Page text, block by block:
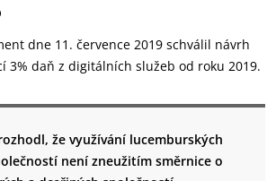
dne 11. července 2019 schválil návrh
3% daň z digitálních služeb od roku 2019.
že využívání lucemburských
není zneužitím směrnice o